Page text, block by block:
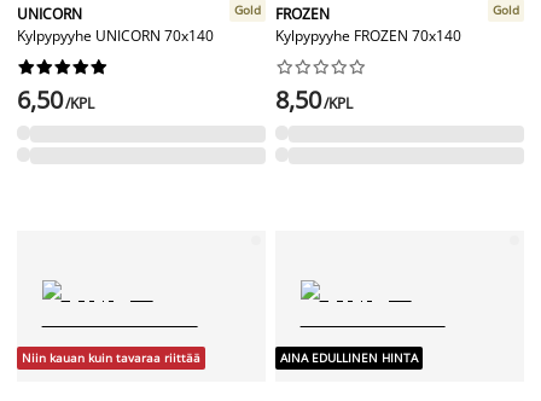
UNICORN
Kylpypyyhe UNICORN 70x140
Gold






6,50/KPL
FROZEN
Kylpypyyhe FROZEN 70x140
Gold






8,50/KPL
Niin kauan kuin tavaraa riittää AINA EDULLINEN HINTA